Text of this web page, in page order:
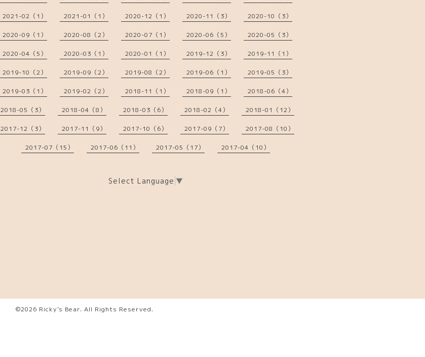
2021-02（1） 2021-01（1） 2020-12（1） 2020-11（3） 2020-10（3）
2020-09（1） 2020-08（2） 2020-07（1） 2020-06（5） 2020-05（3）
2020-04（5） 2020-03（1） 2020-01（1） 2019-12（3） 2019-11（1）
2019-10（2） 2019-09（2） 2019-08（2） 2019-06（1） 2019-05（3）
2019-03（1） 2019-02（2） 2018-11（1） 2018-09（1） 2018-06（4）
2018-05（3） 2018-04（8） 2018-03（6） 2018-02（4） 2018-01（12）
2017-12（3） 2017-11（9） 2017-10（6） 2017-09（7） 2017-08（10）
2017-07（15） 2017-06（11） 2017-05（17） 2017-04（10）
Select Language ▼
©2026 Ricky's Bear. All Rights Reserved.